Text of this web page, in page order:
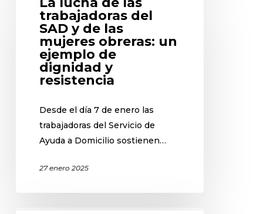
trabajadoras del
SAD y de las
mujeres obreras: un
ejemplo de
dignidad y
resistencia
Desde el día 7 de enero las
trabajadoras del Servicio de
Ayuda a Domicilio sostienen…
27 enero 2025